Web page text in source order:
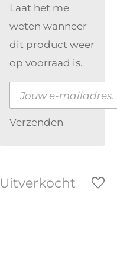
Laat het me
weten wanneer
dit product weer
op voorraad is.
Verzenden
Uitverkocht